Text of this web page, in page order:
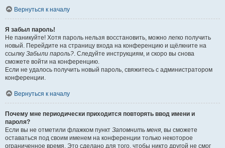
Вернуться к началу
Я забыл пароль!
Не паникуйте! Хотя пароль нельзя восстановить, можно легко получить
новый. Перейдите на страницу входа на конференцию и щёлкните на
ссылку Забыли пароль?. Следуйте инструкциям, и скоро вы снова
сможете войти на конференцию.
Если не удалось получить новый пароль, свяжитесь с администратором
конференции.
Вернуться к началу
Почему мне периодически приходится повторять ввод имени и
пароля?
Если вы не отметили флажком пункт Запомнить меня, вы сможете
оставаться под своим именем на конференции только некоторое
ограниченное время. Это сделано для того, чтобы никто другой не смог